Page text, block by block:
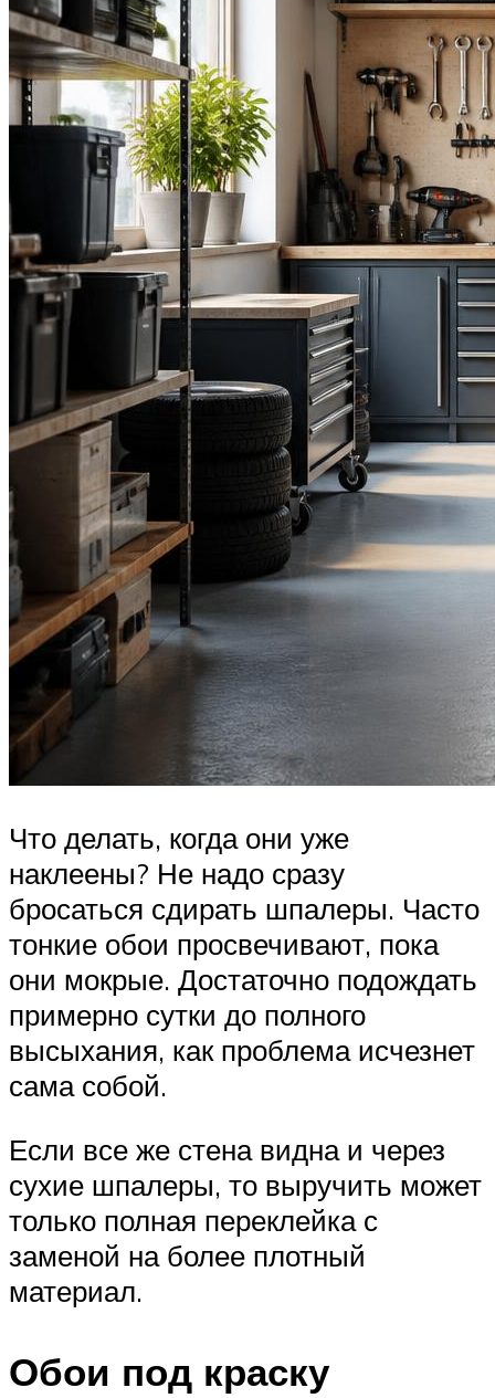
Что делать, когда они уже
наклеены? Не надо сразу
бросаться сдирать шпалеры. Часто
тонкие обои просвечивают, пока
они мокрые. Достаточно подождать
примерно сутки до полного
высыхания, как проблема исчезнет
сама собой.
Если все же стена видна и через
сухие шпалеры, то выручить может
только полная переклейка с
заменой на более плотный
материал.
Обои под краску